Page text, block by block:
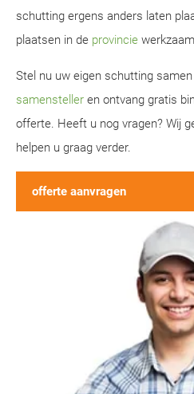
schutting ergens anders laten
plaatsen in de provincie
Stel nu uw eigen schutting
samensteller en ontvang gratis
offerte. Heeft u nog vragen? Wij
helpen u graag verder.
offerte aanvragen